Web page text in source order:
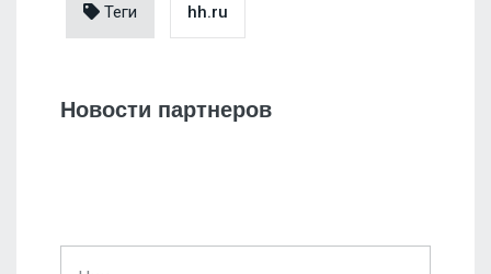
Теги hh.ru
Новости партнеров